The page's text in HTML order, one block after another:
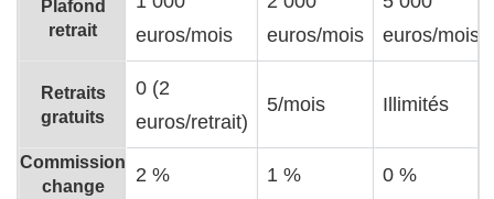
Plafond
retrait
euros/mois
euros/mois
euros/mois
Retraits
gratuits
0 (2
euros/retrait)
5/mois Illimités
Commission
change
2 % 1 % 0 %